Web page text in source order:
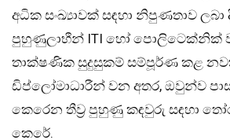
අධික සංඛ්‍යාවක් සඳහා නිපුණතාව
පුහුණුලාභීන් ITI හෝ පොලිටෙක්නික්
තාක්ෂණික සුදුසුකම් සම්පූර්ණ කළ
ඩිප්ලෝමාධාරීන් වන අතර, ඔවුන්ව
කෙරෙන තීව්‍ර පුහුණු කඳවුරු සඳහා
කෙරේ.